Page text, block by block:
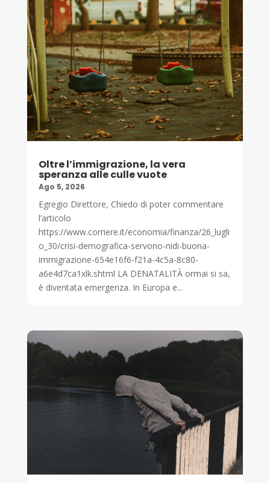
Oltre l’immigrazione, la vera
speranza alle culle vuote
Ago 5, 2026
Egregio Direttore, Chiedo di poter commentare
l’articolo
https://www.corriere.it/economia/finanza/26_lugli
o_30/crisi-demografica-servono-nidi-buona-
immigrazione-654e16f6-f21a-4c5a-8c80-
a6e4d7ca1xlk.shtml LA DENATALITÀ ormai si sa,
è diventata emergenza. In Europa e...